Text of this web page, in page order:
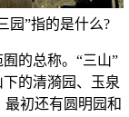
园”指的是什么?
的总称。“三山”
的清漪园、玉泉
初还有圆明园和